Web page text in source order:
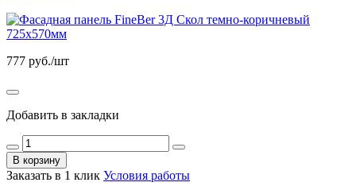
777 руб./шт
Добавить в закладки
В корзину
Заказать в 1 клик Условия работы